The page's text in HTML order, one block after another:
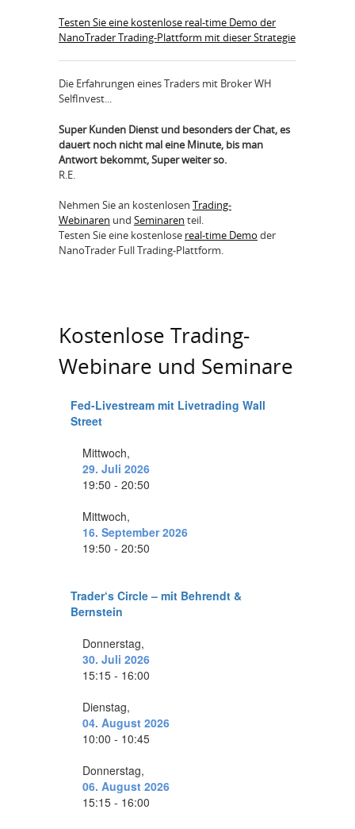
Testen Sie eine kostenlose real-time Demo der
NanoTrader Trading-Plattform mit dieser Strategie
Die Erfahrungen einesTraders mit Broker WH
SelfInvest...
Super Kunden Dienst und besonders der Chat, es
dauert noch nicht mal eine Minute, bis man
Antwort bekommt, Super weiter so.
R.E.
Nehmen Sie an kostenlosen Trading-
Webinaren und Seminaren teil.
Testen Sie eine kostenlose real-time Demo der
NanoTrader Full Trading-Plattform.
Kostenlose Trading-
Webinare und Seminare